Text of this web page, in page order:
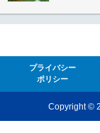
プライバシー
ポリシー
Copyright ©